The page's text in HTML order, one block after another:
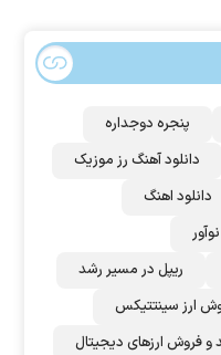
پنجره دوجداره
دانلود آهنگ رز‌ موزیک
دانلود اهنگ
ریپل در مسیر رشد
ارز سینتتیکس
و فروش ارزهای دیجیتال